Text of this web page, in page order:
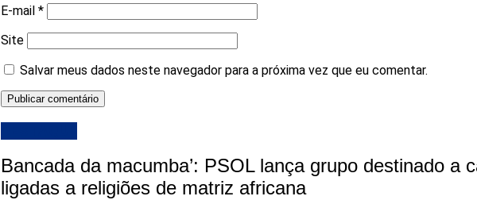
E-mail *
Site
Salvar meus dados neste navegador para a próxima vez que eu comentar.
Bancada da macumba’: PSOL lança grupo destinado a
ligadas a religiões de matriz africana